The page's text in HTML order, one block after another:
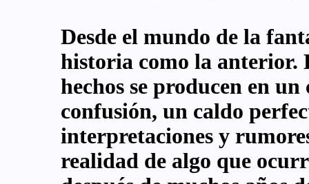
Desde el mundo de la
historia como la anterior.
hechos se producen en
confusión, un caldo
interpretaciones y
realidad de algo que